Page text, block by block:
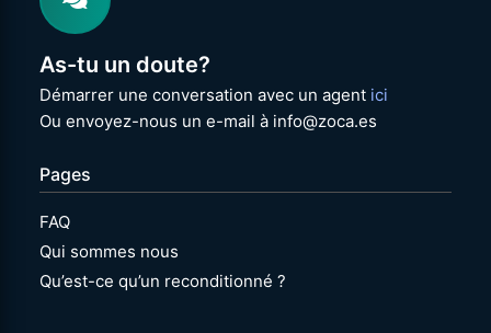
As-tu un doute?
Démarrer une conversation avec un agent ici
Ou envoyez-nous un e-mail à info@zoca.es
Pages
FAQ
Qui sommes nous
Qu’est-ce qu’un reconditionné ?